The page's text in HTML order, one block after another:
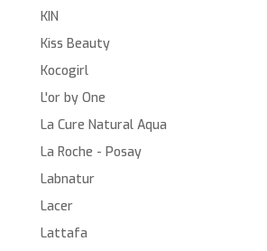
KIN
Kiss Beauty
Kocogirl
L'or by One
La Cure Natural Aqua
La Roche - Posay
Labnatur
Lacer
Lattafa